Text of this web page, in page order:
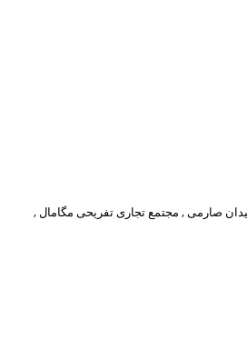
, میدان صارمی , مجتمع تجاری تفریحی مگامال ,